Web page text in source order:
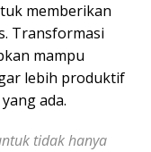
memberikan
Transformasi
mampu
lebih produktif
ada.
tidak hanya